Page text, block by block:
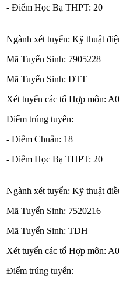
- Điểm Học Bạ THPT: 20
Ngành xét tuyển: Kỹ thuật
Mã Tuyển Sinh: 7905228
Mã Tuyển Sinh: DTT
Xét tuyển các tổ Hợp môn:
Điểm trúng tuyển:
- Điểm Chuẩn: 18
- Điểm Học Bạ THPT: 20
Ngành xét tuyển: Kỹ thuật
Mã Tuyển Sinh: 7520216
Mã Tuyển Sinh: TDH
Xét tuyển các tổ Hợp môn:
Điểm trúng tuyển: